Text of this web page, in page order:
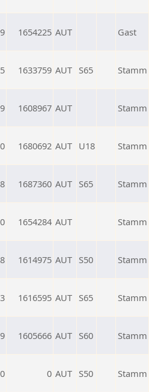
1654225 AUT Gast
1633759 AUT S65 Stamm
1608967 AUT Stamm
0 1680692 AUT U18 Stamm
1687360 AUT S65 Stamm
0 1654284 AUT Stamm
1614975 AUT S50 Stamm
1616595 AUT S65 Stamm
1605666 AUT S60 Stamm
0 0 AUT S50 Stamm